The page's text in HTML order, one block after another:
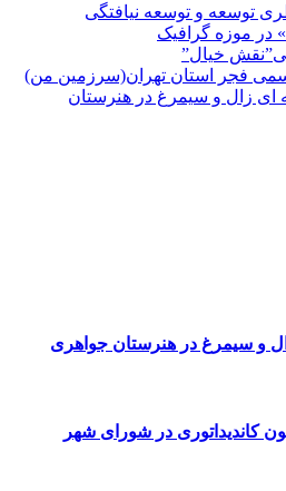
توسعه و توسعه نیافتگی
در موزه گرافیک
خیال”
فجر استان تهران(سرزمین من)
ای زال و سیمرغ در هنرستان
زال و سیمرغ در هنرستان جواهری
کاندیداتوری در شورای شهر